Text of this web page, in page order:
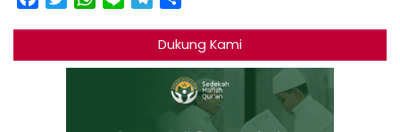
Dukung Kami